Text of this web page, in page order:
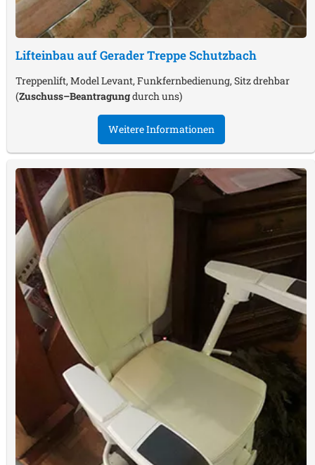
Lifteinbau auf Gerader TreppeSchutzbach
Treppenlift, Model Levant, Funkfernbedienung, Sitz drehbar
(Zuschuss–Beantragungdurch uns)
Weitere Informationen